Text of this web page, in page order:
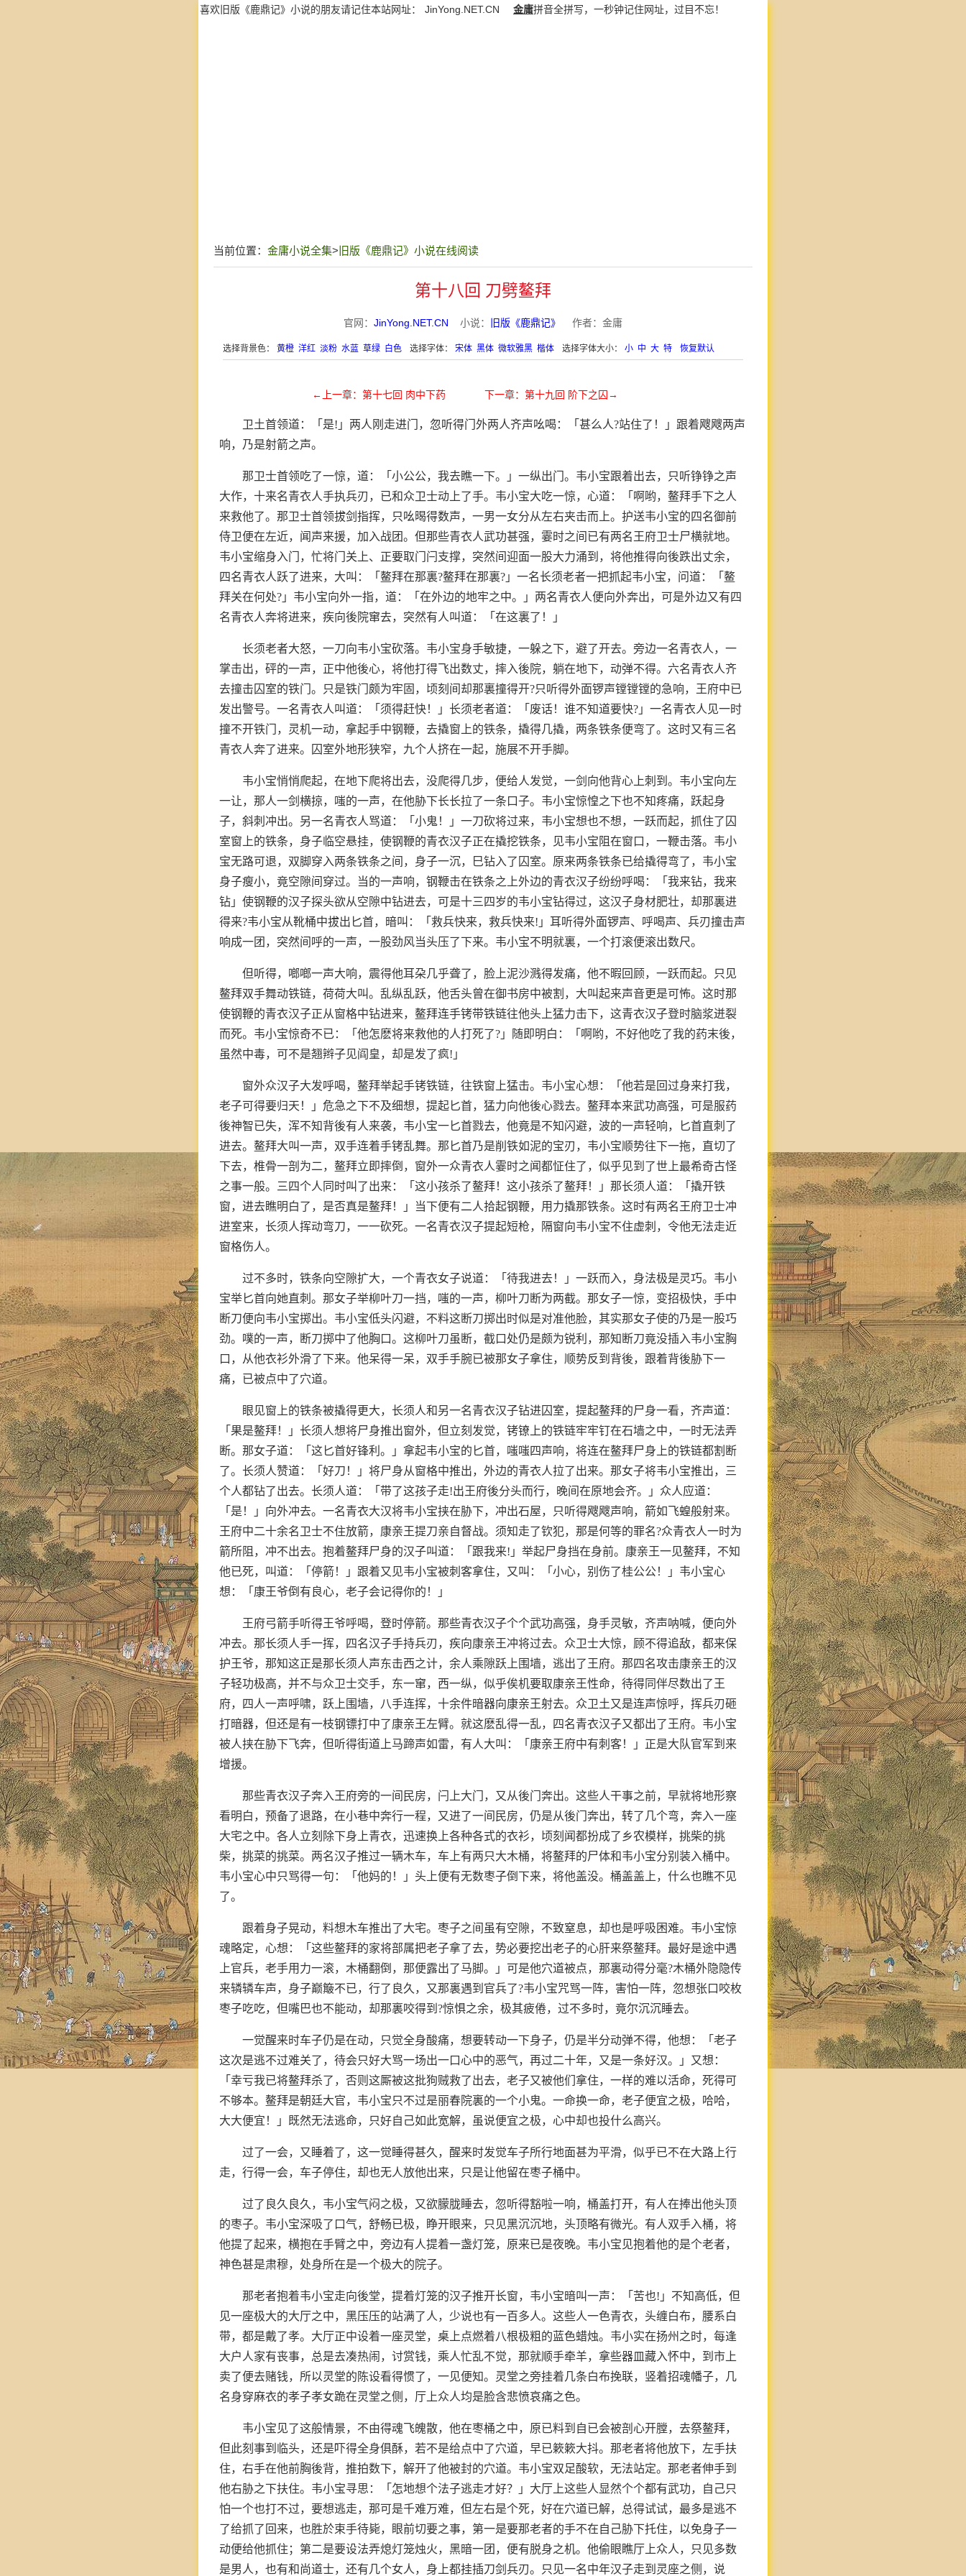
喜欢旧版《鹿鼎记》小说的朋友请记住本站网址： JinYong.NET.CN 金庸拼音全拼写，一秒钟记住网址，过目不忘！
当前位置： 金庸小说全集> 旧版《鹿鼎记》小说在线阅读
第十八回 刀劈鳌拜
官网： JinYong.NET.CN 小说： 旧版《鹿鼎记》 作者：金庸
选择背景色： 黄橙 洋红 淡粉 水蓝 草绿 白色 选择字体： 宋体 黑体 微软雅黑 楷体 选择字体大小： 小 中 大 特 恢复默认
←上一章：第十七回 肉中下药 下一章：第十九回 阶下之囚→
卫土首领道：「是!」两人刚走进门，忽听得门外两人齐声吆喝：「甚么人?站住了！」跟着飕飕两声
响，乃是射箭之声。
那卫士首领吃了一惊，道：「小公公，我去瞧一下。」一纵出门。韦小宝跟着出去，只听铮铮之声
大作，十来名青衣人手执兵刃，已和众卫士动上了手。韦小宝大吃一惊，心道：「啊哟，鳌拜手下之人
来救他了。那卫士首领拔剑指挥，只吆暍得数声，一男一女分从左右夹击而上。护送韦小宝的四名御前
侍卫便在左近，闻声来援，加入战团。但那些青衣人武功甚强，霎时之间已有两名王府卫士尸横就地。
韦小宝缩身入门，忙将门关上、正要取门闩支撑，突然间迎面一股大力涌到，将他推得向後跌出丈余，
四名青衣人跃了进来，大叫：「鳌拜在那裏?鳌拜在那裏?」一名长须老者一把抓起韦小宝，问道：「鳌
拜关在何处?」韦小宝向外一指，道：「在外边的地牢之中。」两名青衣人便向外奔出，可是外边又有四
名青衣人奔将进来，疾向後院窜去，突然有人叫道：「在这裏了！」
长须老者大怒，一刀向韦小宝砍落。韦小宝身手敏捷，一躲之下，避了开去。旁边一名青衣人，一
掌击出，砰的一声，正中他後心，将他打得飞出数丈，摔入後院，躺在地下，动弹不得。六名青衣人齐
去撞击囚室的铁门。只是铁门颇为牢固，顷刻间却那裏撞得开?只听得外面锣声镗镗镗的急响，王府中已
发出警号。一名青衣人叫道：「须得赶快！」长须老者道：「废话！谁不知道要快?」一名青衣人见一时
撞不开铁门，灵机一动，拿起手中钢鞭，去撬窗上的铁条，撬得几撬，两条铁条便弯了。这时又有三名
青衣人奔了进来。囚室外地形狭窄，九个人挤在一起，施展不开手脚。
韦小宝悄悄爬起，在地下爬将出去，没爬得几步，便给人发觉，一剑向他背心上刺到。韦小宝向左
一让，那人一剑横掠，嗤的一声，在他胁下长长拉了一条口子。韦小宝惊惶之下也不知疼痛，跃起身
子，斜刺冲出。另一名青衣人骂道：「小鬼！」一刀砍将过来，韦小宝想也不想，一跃而起，抓住了囚
室窗上的铁条，身子临空悬挂，使钢鞭的青衣汉子正在撬挖铁条，见韦小宝阻在窗口，一鞭击落。韦小
宝无路可退，双脚穿入两条铁条之间，身子一沉，巳钻入了囚室。原来两条铁条已给撬得弯了，韦小宝
身子瘦小，竟空隙间穿过。当的一声响，钢鞭击在铁条之上外边的青衣汉子纷纷呼喝：「我来钻，我来
钻」使钢鞭的汉子探头欲从空隙中钻进去，可是十三四岁的韦小宝钻得过，这汉子身材肥壮，却那裏进
得来?韦小宝从靴桶中拔出匕首，暗叫：「救兵快来，救兵快来!」耳听得外面锣声、呼喝声、兵刃撞击声
响成一团，突然间呼的一声，一股劲风当头压了下来。韦小宝不明就裏，一个打滚便滚出数尺。
但听得，啷啷一声大响，震得他耳朶几乎聋了，脸上泥沙溅得发痛，他不暇回顾，一跃而起。只见
鳌拜双手舞动铁链，荷荷大叫。乱纵乱跃，他舌头曾在御书房中被割，大叫起来声音更是可怖。这时那
使钢鞭的青衣汉子正从窗格中钻进来，鳌拜连手铐带铁链往他头上猛力击下，这青衣汉子登时脑浆迸裂
而死。韦小宝惊奇不已：「他怎麽将来救他的人打死了?」随即明白：「啊哟，不好他吃了我的药末後，
虽然中毒，可不是翘辫子见阎皇，却是发了疯!」
窗外众汉子大发呼喝，鳌拜举起手铐铁链，往铁窗上猛击。韦小宝心想：「他若是回过身来打我，
老子可得要归天！」危急之下不及细想，提起匕首，猛力向他後心戮去。鳌拜本来武功高强，可是服药
後神智已失，浑不知背後有人来袭，韦小宝一匕首戮去，他竟是不知闪避，波的一声轻响，匕首直刺了
进去。鳌拜大叫一声，双手连着手铐乱舞。那匕首乃是削铁如泥的宝刃，韦小宝顺势往下一拖，直切了
下去，椎骨一剖为二，鳌拜立即摔倒，窗外一众青衣人霎时之闻都怔住了，似乎见到了世上最希奇古怪
之事一般。三四个人同时叫了出来：「这小孩杀了鳌拜！这小孩杀了鳌拜！」那长须人道：「撬开铁
窗，进去瞧明白了，是否真是鳌拜！」当下便有二人拾起钢鞭，用力撬那铁条。这时有两名王府卫士冲
进室来，长须人挥动弯刀，一一砍死。一名青衣汉子提起短枪，隔窗向韦小宝不住虚刺，令他无法走近
窗格伤人。
过不多时，铁条向空隙扩大，一个青衣女子说道：「待我进去！」一跃而入，身法极是灵巧。韦小
宝举匕首向她直刺。那女子举柳叶刀一挡，嗤的一声，柳叶刀断为两截。那女子一惊，变招极快，手中
断刀便向韦小宝掷出。韦小宝低头闪避，不料这断刀掷出时似是对准他脸，其实那女子使的乃是一股巧
劲。噗的一声，断刀掷中了他胸口。这柳叶刀虽断，截口处仍是颇为锐利，那知断刀竟没插入韦小宝胸
口，从他衣衫外滑了下来。他呆得一呆，双手手腕已被那女子拿住，顺势反到背後，跟着背後胁下一
痛，已被点中了穴道。
眼见窗上的铁条被撬得更大，长须人和另一名青衣汉子钻进囚室，提起鳌拜的尸身一看，齐声道：
「果是鳌拜！」长须人想将尸身推出窗外，但立刻发觉，铐镣上的铁链牢牢钉在石墙之中，一时无法弄
断。那女子道：「这匕首好锋利。」拿起韦小宝的匕首，嗤嗤四声响，将连在鳌拜尸身上的铁链都割断
了。长须人赞道：「好刀！」将尸身从窗格中推出，外边的青衣人拉了出来。那女子将韦小宝推出，三
个人都钻了出去。长须人道：「带了这孩子走!出王府後分头而行，晚间在原地会齐。」众人应道：
「是！」向外冲去。一名青衣大汉将韦小宝挟在胁下，冲出石屋，只听得飕飕声响，箭如飞蝗般射来。
王府中二十余名卫士不住放箭，康亲王提刀亲自督战。须知走了钦犯，那是何等的罪名?众青衣人一时为
箭所阻，冲不出去。抱着鳌拜尸身的汉子叫道：「跟我来!」举起尸身挡在身前。康亲王一见鳌拜，不知
他已死，叫道：「停箭！」跟着又见韦小宝被刺客拿住，又叫：「小心，别伤了桂公公！」韦小宝心
想：「康王爷倒有良心，老子会记得你的！」
王府弓箭手听得王爷呼喝，登时停箭。那些青衣汉子个个武功高强，身手灵敏，齐声呐喊，便向外
冲去。那长须人手一挥，四名汉子手持兵刃，疾向康亲王冲将过去。众卫士大惊，顾不得追敌，都来保
护王爷，那知这正是那长须人声东击西之计，余人乘隙跃上围墙，逃出了王府。那四名攻击康亲王的汉
子轻功极高，并不与众卫士交手，东一窜，西一纵，似乎俟机要取康亲王性命，待得同伴尽数出了王
府，四人一声呼啸，跃上围墙，八手连挥，十余件暗器向康亲王射去。众卫土又是连声惊呼，挥兵刃砸
打暗器，但还是有一枝钢镖打中了康亲王左臂。就这麽乱得一乱，四名青衣汉子又都出了王府。韦小宝
被人挟在胁下飞奔，但听得街道上马蹄声如雷，有人大叫：「康亲王府中有刺客！」正是大队官军到来
增援。
那些青衣汉子奔入王府旁的一间民房，闩上大门，又从後门奔出。这些人干事之前，早就将地形察
看明白，预备了退路，在小巷中奔行一程，又进了一间民房，仍是从後门奔出，转了几个弯，奔入一座
大宅之中。各人立刻除下身上青衣，迅速换上各种各式的衣衫，顷刻闻都扮成了乡农模样，挑柴的挑
柴，挑菜的挑菜。两名汉子推过一辆木车，车上有两只大木桶，将鳌拜的尸体和韦小宝分别装入桶中。
韦小宝心中只骂得一句：「他妈的！」头上便有无数枣子倒下来，将他盖没。桶盖盖上，什么也瞧不见
了。
跟着身子晃动，料想木车推出了大宅。枣子之间虽有空隙，不致窒息，却也是呼吸困难。韦小宝惊
魂略定，心想：「这些鳌拜的家将部属把老子拿了去，势必要挖出老子的心肝来祭鳌拜。最好是途中遇
上官兵，老手用力一滚，木桶翻倒，那便露出了马脚。」可是他穴道被点，那裏动得分毫?木桶外隐隐传
来辚辚车声，身子巅簸不已，行了良久，又那裏遇到官兵了?韦小宝咒骂一阵，害怕一阵，忽想张口咬枚
枣子吃吃，但嘴巴也不能动，却那裏咬得到?惊惧之余，极其疲倦，过不多时，竟尔沉沉睡去。
一觉醒来时车子仍是在动，只觉全身酸痛，想要转动一下身子，仍是半分动弹不得，他想：「老子
这次是逃不过难关了，待会只好大骂一场出一口心中的恶气，再过二十年，又是一条好汉。」又想：
「幸亏我已将鳌拜杀了，否则这厮被这批狗贼救了出去，老子又被他们拿住，一样的难以活命，死得可
不够本。鳌拜是朝廷大官，韦小宝只不过是丽春院裏的一个小鬼。一命换一命，老子便宜之极，哈哈，
大大便宜！」既然无法逃命，只好自己如此宽解，虽说便宜之极，心中却也投什么高兴。
过了一会，又睡着了，这一觉睡得甚久，醒来时发觉车子所行地面甚为平滑，似乎已不在大路上行
走，行得一会，车子停住，却也无人放他出来，只是让他留在枣子桶中。
过了良久良久，韦小宝气闷之极，又欲朦胧睡去，忽听得豁啦一响，桶盖打开，有人在捧出他头顶
的枣子。韦小宝深吸了口气，舒畅已极，睁开眼来，只见黑沉沉地，头顶略有微光。有人双手入桶，将
他提了起来，横抱在手臂之中，旁边有人提着一盏灯笼，原来已是夜晚。韦小宝见抱着他的是个老者，
神色甚是肃穆，处身所在是一个极大的院子。
那老者抱着韦小宝走向後堂，提着灯笼的汉子推开长窗，韦小宝暗叫一声：「苦也!」不知高低，但
见一座极大的大厅之中，黑压压的站满了人，少说也有一百多人。这些人一色青衣，头缠白布，腰系白
带，都是戴了孝。大厅正中设着一座灵堂，桌上点燃着八根极粗的蓝色蜡烛。韦小实在扬州之时，每逢
大户人家有丧事，总是去凑热闹，讨赏钱，乘人忙乱不觉，那就顺手牵羊，拿些器皿藏入怀中，到市上
卖了便去赌钱，所以灵堂的陈设看得惯了，一见便知。灵堂之旁挂着几条白布挽联，竖着招魂幡子，几
名身穿麻衣的孝子孝女跪在灵堂之侧，厅上众人均是脸含悲愤哀痛之色。
韦小宝见了这般情景，不由得魂飞魄散，他在枣桶之中，原已料到自已会被剖心开膛，去祭鳌拜，
但此刻事到临头，还是吓得全身俱酥，若不是给点中了穴道，早已簌簌大抖。那老者将他放下，左手扶
住，右手在他前胸後背，推拍数下，解开了他被封的穴道。韦小宝双足酸软，无法站定。那老者伸手到
他右胁之下扶住。韦小宝寻思：「怎地想个法子逃走才好？」大厅上这些人显然个个都有武功，自己只
怕一个也打不过，要想逃走，那可是千难万难，但左右是个死，好在穴道已解，总得试试，最多是逃不
了给抓了回来，也胜於束手待毙，眼前切要之事，第一是要那老者的手不在自己胁下托住，以免身子一
动便给他抓住；第二是要设法弄熄灯笼烛火，黑暗一团，便有脱身之机。他偷眼瞧厅上众人，只见多数
是男人，也有和尚道士，还有几个女人，身上都挂插刀剑兵刃。只见一名中年汉子走到灵座之侧，说